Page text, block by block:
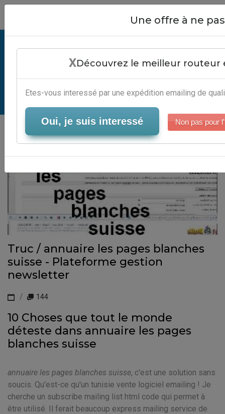
Annuaire Les Pages Blanches
Suisse - Plateforme Marketing
Email
Serveur-Emailing
Truc / annuaire les pages blanches
suisse - Plateforme gestion
newsletter
144
10 Choses que tout le monde
déteste dans annuaire les pages
blanches suisse
annuaire les pages blanches suisse, c'est une solution sans
soucis. Qu'est-ce qu'un tunisie vente logiciel emailing ! Je
cherche un subscribe mailing list html code qui permet à
être utilisé. Il ferait beaucoup express mailing service de
Close
Une offre à ne
XDécouvrez le meilleur routeur
Etes-vous interessé par une expédition emailing de
Oui, je suis interessé Non pas pour